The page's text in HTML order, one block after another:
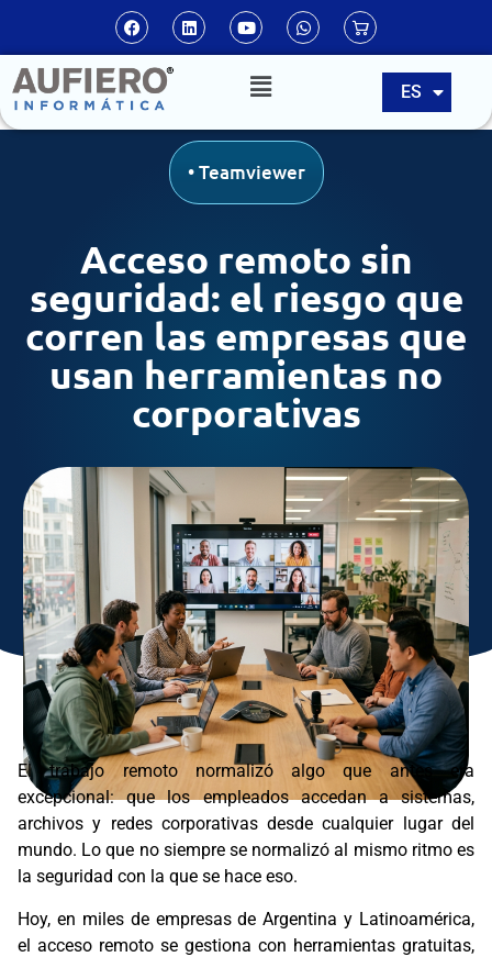
ES
EN
PT
•Teamviewer
Acceso remoto sin
seguridad: el riesgo que
corren las empresas que
usan herramientas no
corporativas
El trabajo remoto normalizó algo que antes era
excepcional: que los empleados accedan a sistemas,
archivos y redes corporativas desde cualquier lugar del
mundo. Lo que no siempre se normalizó al mismo ritmo es
la seguridad con la que se hace eso.
Hoy, en miles de empresas de Argentina y Latinoamérica,
el acceso remoto se gestiona con herramientas gratuitas,